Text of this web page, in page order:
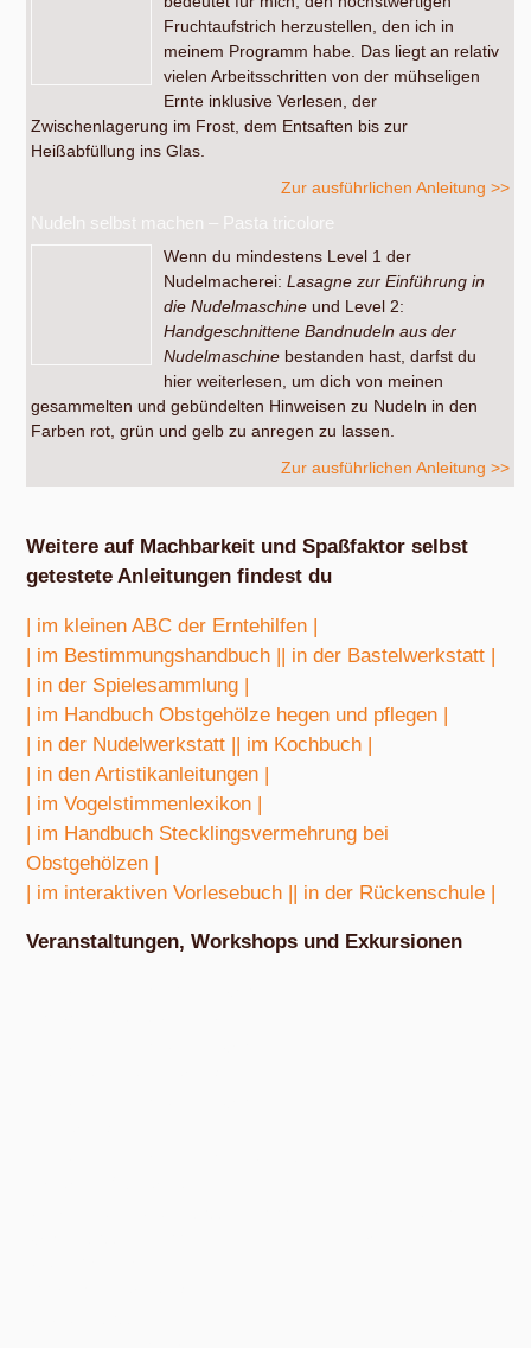
Fruchtaufstrich herzustellen, den ich in
meinem Programm habe. Das liegt an relativ
vielen Arbeitsschritten von der mühseligen
Ernte inklusive Verlesen, der
Zwischenlagerung im Frost, dem Entsaften bis zur
Heißabfüllung ins Glas.
Zur ausführlichen Anleitung >>
Nudeln selbst machen – Pasta tricolore
Wenn du mindestens Level 1 der
Nudelmacherei:Lasagne zur Einführung in
die Nudelmaschine und Level 2:
Handgeschnittene Bandnudeln aus der
Nudelmaschine bestanden hast, darfst du
hier weiterlesen, um dich von meinen
gesammelten und gebündelten Hinweisen zu Nudeln in den
Farben rot, grün und gelb zu anregen zu lassen.
Zur ausführlichen Anleitung >>
Weitere auf Machbarkeit und Spaßfaktor selbst
getestete Anleitungen findest du
| im kleinen ABC der Erntehilfen |
| im Bestimmungshandbuch || in der Bastelwerkstatt |
| in der Spielesammlung |
| im Handbuch Obstgehölze hegen und pflegen |
| in der Nudelwerkstatt || im Kochbuch |
| in den Artistikanleitungen |
| im Vogelstimmenlexikon |
| im Handbuch Stecklingsvermehrung bei
Obstgehölzen |
| im interaktiven Vorlesebuch || in der Rückenschule |
Veranstaltungen, Workshops und Exkursionen